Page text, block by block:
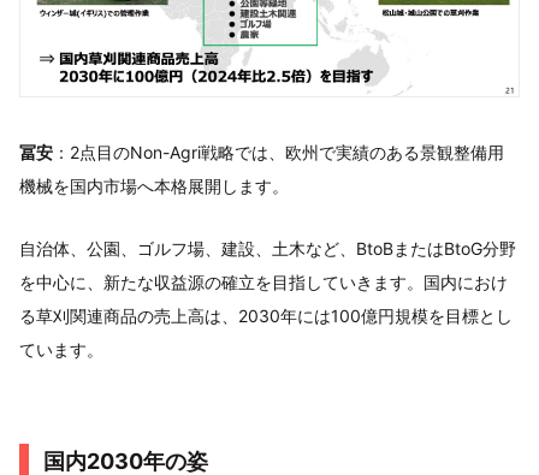
冨安 ：2点目のNon-Agri戦略では、欧州で実績のある景観整備用
機械を国内市場へ本格展開します。
自治体、公園、ゴルフ場、建設、土木など、BtoBまたはBtoG分野
を中心に、新たな収益源の確立を目指していきます。国内におけ
る草刈関連商品の売上高は、2030年には100億円規模を目標とし
ています。
国内2030年の姿